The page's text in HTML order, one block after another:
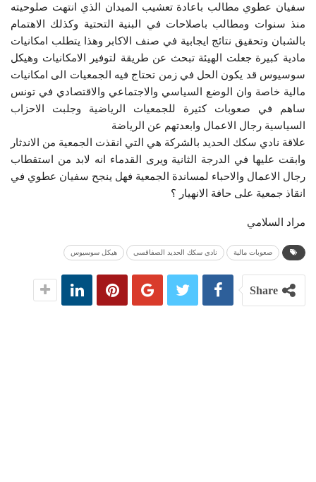
سفيان عطوي مطالب باعادة تعشيب الميدان الذي انتهت صلوحيته
منذ سنوات ومطالب باصلاحات في البنية التحتية وكذلك الاهتمام
بالشبان وتحقيق نتائج ايجابية في صنف الاكابر وهذا يتطلب امكانيات
مادية كبيرة جعلت الهيئة تبحث عن طريقة لتوفير الامكانيات وهيكل
سوسيوس قد يكون الحل في زمن تحتاج فيه الجمعيات الى امكانيات
مالية خاصة وان الوضع السياسي والاجتماعي والاقتصادي في تونس
ساهم في صعوبات كثيرة للجمعيات الرياضية وجلبت الاحزاب
السياسية رجال الاعمال وابعدتهم عن الرياضة
علاقة نادي سكك الحديد بالشركة هي التي انقذت الجمعية من الاندثار
وابقت عليها في الدرجة الثانية ويرى القدماء انه لابد من استقطاب
رجال الاعمال والاحباء لمساندة الجمعية فهل ينجح سفيان عطوي في
انقاذ جمعية على حافة الانهيار ؟
مراد السلامي
صعوبات مالية نادي سكك الحديد الصفاقسي هيكل سوسيوس
Share